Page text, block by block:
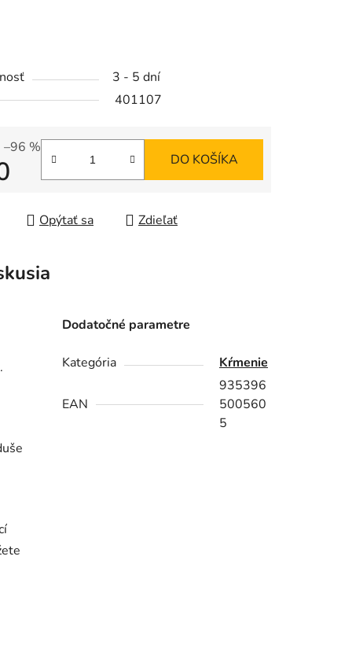
3 - 5 dní
401107
–96 %
DO KOŠÍKA
Opýtať sa Zdieľať
Dodatočné parametre
Kategória Kŕmenie
EAN
935396
500560
5